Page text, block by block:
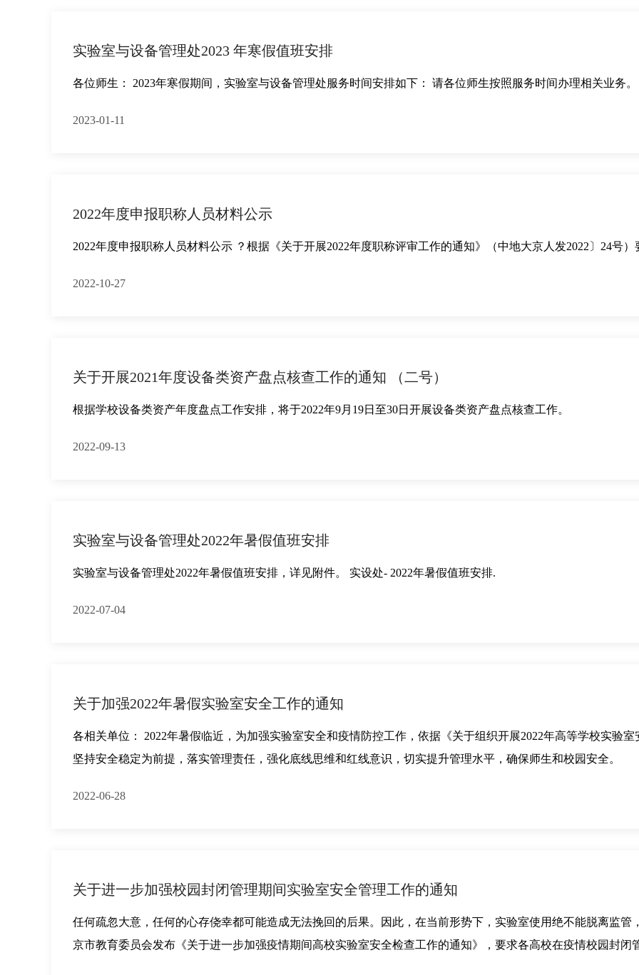
实验室与设备管理处2023 年寒假值班安排
各位师生： 2023年寒假期间，实验室与设备管理处服务时间安排如下： 请各位师生按照服务时间办理相关业务。
2023-01-11
2022年度申报职称人员材料公示
2022年度申报职称人员材料公示 ？根据《关于开展2022年度职称评审工作的通知》（中地大京人发2022〕24号）
2022-10-27
关于开展2021年度设备类资产盘点核查工作的通知 （二号）
根据学校设备类资产年度盘点工作安排，将于2022年9月19日至30日开展设备类资产盘点核查工作。
2022-09-13
实验室与设备管理处2022年暑假值班安排
实验室与设备管理处2022年暑假值班安排，详见附件。 实设处- 2022年暑假值班安排.
2022-07-04
关于加强2022年暑假实验室安全工作的通知
各相关单位： 2022年暑假临近，为加强实验室安全和疫情防控工作，依据《关于组织开展2022年高等学校实验
坚持安全稳定为前提，落实管理责任，强化底线思维和红线意识，切实提升管理水平，确保师生和校园安全。
2022-06-28
关于进一步加强校园封闭管理期间实验室安全管理工作的通知
任何疏忽大意，任何的心存侥幸都可能造成无法挽回的后果。因此，在当前形势下，实验室使用绝不能脱离监管
京市教育委员会发布《关于进一步加强疫情期间高校实验室安全检查工作的通知》，要求各高校在疫情校园封